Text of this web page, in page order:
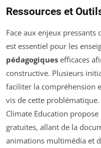
Ressources et
Face aux enjeux pressants
est essentiel pour les
pédagogiques efficaces
constructive. Plusieurs
faciliter la compréhension
vis de cette
Climate Education
gratuites, allant de la
animations multimédia et